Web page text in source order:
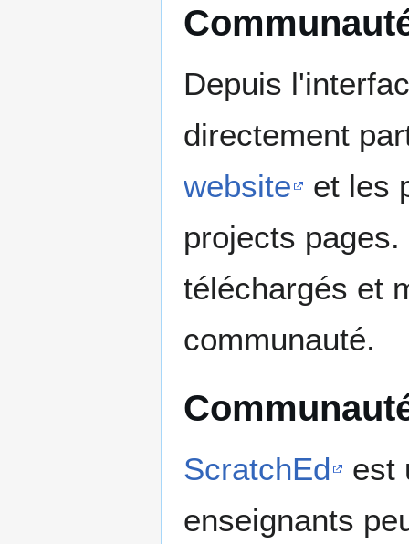
Depuis
directement
website
et les
projects
téléchargés et
communauté.
ScratchEd
est
enseignants